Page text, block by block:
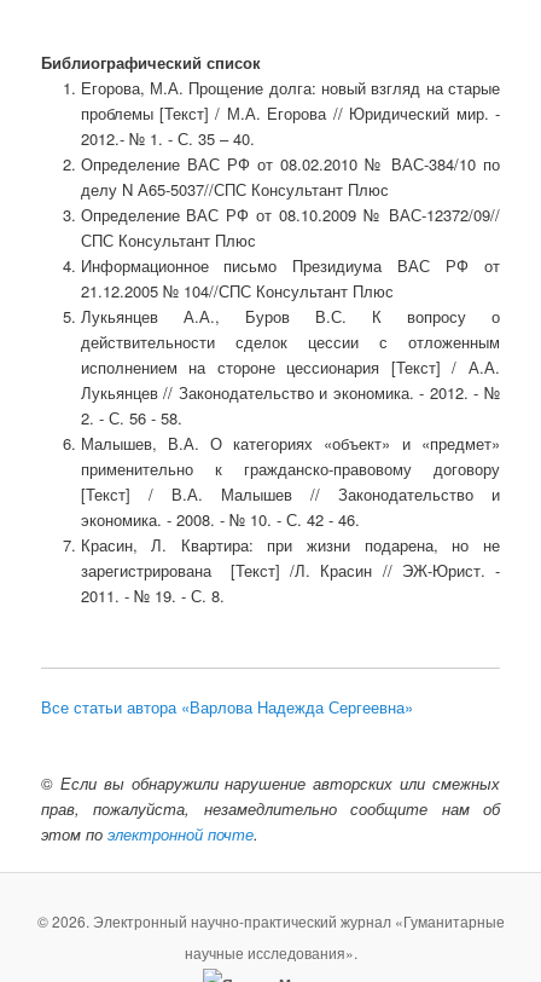
Библиографический список
Егорова, М.А. Прощение долга: новый взгляд на старые
проблемы [Текст] / М.А. Егорова // Юридический мир. -
2012.- № 1. - С. 35 – 40.
Определение ВАС РФ от 08.02.2010 № ВАС-384/10 по
делу N А65-5037//СПС Консультант Плюс
Определение ВАС РФ от 08.10.2009 № ВАС-12372/09//
СПС Консультант Плюс
Информационное письмо Президиума ВАС РФ от
21.12.2005 № 104//СПС Консультант Плюс
Лукьянцев А.А., Буров В.С. К вопросу о
действительности сделок цессии с отложенным
исполнением на стороне цессионария [Текст] / А.А.
Лукьянцев // Законодательство и экономика. - 2012. - №
2. - С. 56 - 58.
Малышев, В.А. О категориях «объект» и «предмет»
применительно к гражданско-правовому договору
[Текст] / В.А. Малышев // Законодательство и
экономика. - 2008. - № 10. - С. 42 - 46.
Красин, Л. Квартира: при жизни подарена, но не
зарегистрирована [Текст] /Л. Красин // ЭЖ-Юрист. -
2011. - № 19. - С. 8.
Все статьи автора «Варлова Надежда Сергеевна»
© Если вы обнаружили нарушение авторских или смежных
прав, пожалуйста, незамедлительно сообщите нам об
этом поэлектронной почте.
© 2026. Электронный научно-практический журнал «Гуманитарные
научные исследования».